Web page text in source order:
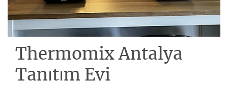
Thermomix Antalya
Tanıtım Evi